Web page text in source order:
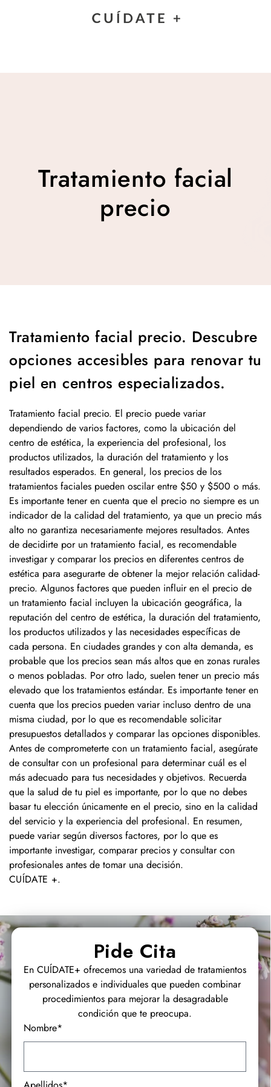
Tratamiento facial
precio
Tratamiento facial precio. Descubre
opciones accesibles para renovar tu
piel en centros especializados.
Tratamiento facial precio. El precio puede variar
dependiendo de varios factores, como la ubicación del
centro de estética, la experiencia del profesional, los
productos utilizados, la duración del tratamiento y los
resultados esperados. En general, los precios de los
tratamientos faciales pueden oscilar entre $50 y $500 o más.
Es importante tener en cuenta que el precio no siempre es un
indicador de la calidad del tratamiento, ya que un precio más
alto no garantiza necesariamente mejores resultados. Antes
de decidirte por un tratamiento facial, es recomendable
investigar y comparar los precios en diferentes centros de
estética para asegurarte de obtener la mejor relación calidad-
precio. Algunos factores que pueden influir en el precio de
un tratamiento facial incluyen la ubicación geográfica, la
reputación del centro de estética, la duración del tratamiento,
los productos utilizados y las necesidades específicas de
cada persona. En ciudades grandes y con alta demanda, es
probable que los precios sean más altos que en zonas rurales
o menos pobladas. Por otro lado, suelen tener un precio más
elevado que los tratamientos estándar. Es importante tener en
cuenta que los precios pueden variar incluso dentro de una
misma ciudad, por lo que es recomendable solicitar
presupuestos detallados y comparar las opciones disponibles.
Antes de comprometerte con un tratamiento facial, asegúrate
de consultar con un profesional para determinar cuál es el
más adecuado para tus necesidades y objetivos. Recuerda
que la salud de tu piel es importante, por lo que no debes
basar tu elección únicamente en el precio, sino en la calidad
del servicio y la experiencia del profesional. En resumen,
puede variar según diversos factores, por lo que es
importante investigar, comparar precios y consultar con
profesionales antes de tomar una decisión.
CUÍDATE +.
Pide Cita
En CUÍDATE+ ofrecemos una variedad de tratamientos
personalizados e individuales que pueden combinar
procedimientos para mejorar la desagradable
condición que te preocupa.
Nombre*